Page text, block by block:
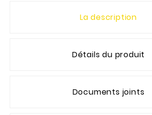
La description
Détails du produit
Documents joints